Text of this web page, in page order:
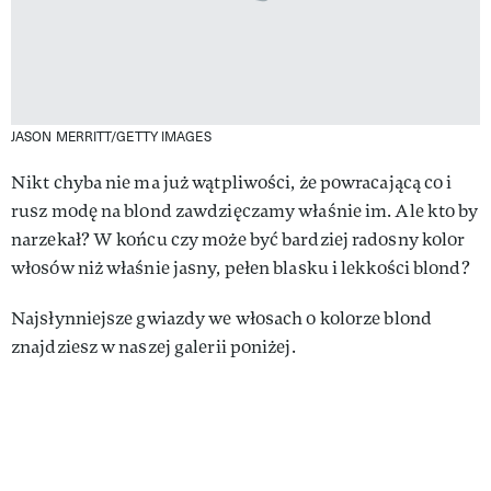
JASON MERRITT/GETTY IMAGES
Nikt chyba nie ma już wątpliwości, że powracającą co i
rusz modę na blond zawdzięczamy właśnie im. Ale kto by
narzekał? W końcu czy może być bardziej radosny kolor
włosów niż właśnie jasny, pełen blasku i lekkości blond?
Najsłynniejsze gwiazdy we włosach o kolorze blond
znajdziesz w naszej galerii poniżej.